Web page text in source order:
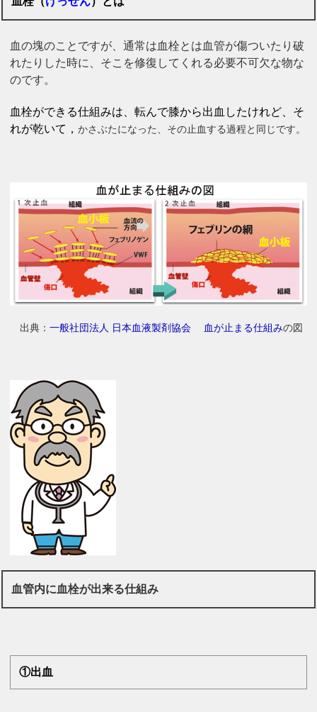
血の塊のことですが、通常は血栓とは血管が傷ついたり破
れたりした時に、そこを修復してくれる必要不可欠な物な
のです。
血栓ができる仕組みは、転んで膝から出血したけれど、そ
れが乾いて，かさぶたになった、その止血する過程と同じです。
出典：一般社団法人 日本血液製剤協会 血が止まる仕組みの図
血管内に血栓が出来る仕組み
①出血